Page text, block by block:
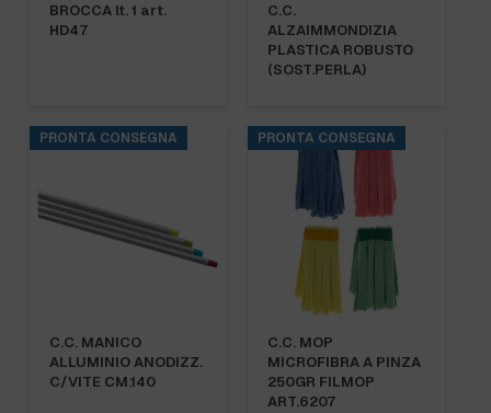
BROCCA lt. 1 art.
HD47
C.C.
ALZAIMMONDIZIA
PLASTICA ROBUSTO
(SOST.PERLA)
PRONTA CONSEGNA
C.C. MANICO
ALLUMINIO ANODIZZ.
C/VITE CM.140
PRONTA CONSEGNA
C.C. MOP
MICROFIBRA A PINZA
250GR FILMOP
ART.6207